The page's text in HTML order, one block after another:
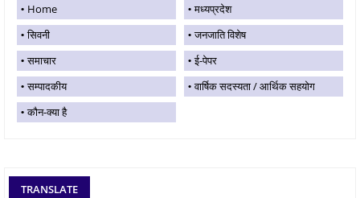
Home
मध्यप्रदेश
सिवनी
जनजाति विशेष
समाचार
ई-पेपर
सम्पादकीय
वार्षिक सदस्यता / आर्थिक सहयोग
कौन-क्या है
TRANSLATE